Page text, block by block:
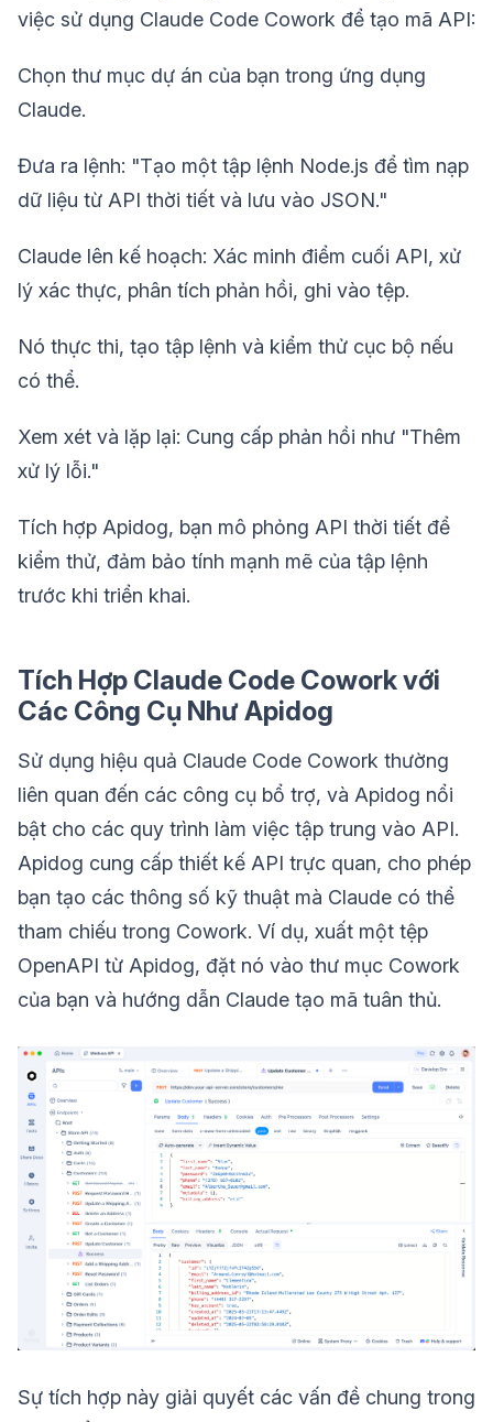
việc sử dụng Claude Code Cowork để tạo mã API:
Chọn thư mục dự án của bạn trong ứng dụng
Claude.
Đưa ra lệnh: "Tạo một tập lệnh Node.js để tìm nạp
dữ liệu từ API thời tiết và lưu vào JSON."
Claude lên kế hoạch: Xác minh điểm cuối API, xử
lý xác thực, phân tích phản hồi, ghi vào tệp.
Nó thực thi, tạo tập lệnh và kiểm thử cục bộ nếu
có thể.
Xem xét và lặp lại: Cung cấp phản hồi như "Thêm
xử lý lỗi."
Tích hợp Apidog, bạn mô phỏng API thời tiết để
kiểm thử, đảm bảo tính mạnh mẽ của tập lệnh
trước khi triển khai.
Tích Hợp Claude Code Cowork với
Các Công Cụ Như Apidog
Sử dụng hiệu quả Claude Code Cowork thường
liên quan đến các công cụ bổ trợ, và Apidog nổi
bật cho các quy trình làm việc tập trung vào API.
Apidog cung cấp thiết kế API trực quan, cho phép
bạn tạo các thông số kỹ thuật mà Claude có thể
tham chiếu trong Cowork. Ví dụ, xuất một tệp
OpenAPI từ Apidog, đặt nó vào thư mục Cowork
của bạn và hướng dẫn Claude tạo mã tuân thủ.
Sự tích hợp này giải quyết các vấn đề chung trong